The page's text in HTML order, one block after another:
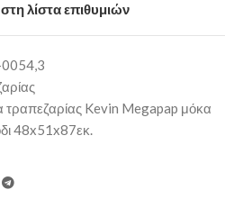
λίστα επιθυμιών
τραπεζαρίας Kevin Megapap μόκα
48x51x87εκ.